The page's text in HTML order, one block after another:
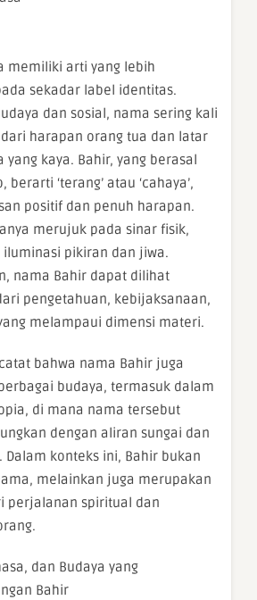
memiliki arti yang lebih
sekadar label identitas.
dan sosial, nama sering kali
harapan orang tua dan latar
kaya. Bahir, yang berasal
berarti ‘terang’ atau ‘cahaya’,
positif dan penuh harapan.
merujuk pada sinar fisik,
pikiran dan jiwa.
nama Bahir dapat dilihat
pengetahuan, kebijaksanaan,
melampaui dimensi materi.
bahwa nama Bahir juga
budaya, termasuk dalam
di mana nama tersebut
dengan aliran sungai dan
Dalam konteks ini, Bahir bukan
melainkan juga merupakan
perjalanan spiritual dan
dan Budaya yang
Bahir